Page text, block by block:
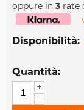
oppure in 3 rate
Disponibilità:
Quantità:
+
−